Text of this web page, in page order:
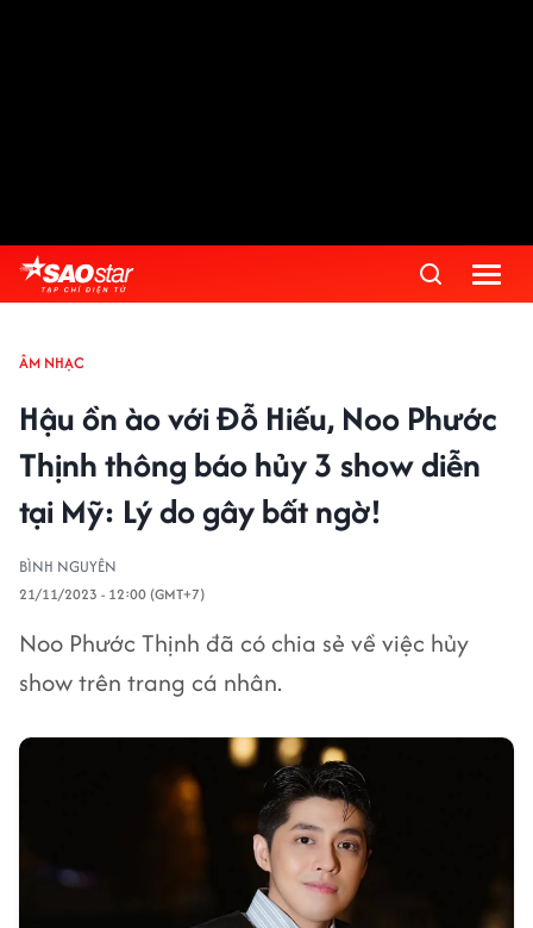
ÂM NHẠC
Hậu ồn ào với Đỗ Hiếu, Noo Phước
Thịnh thông báo hủy 3 show diễn
tại Mỹ: Lý do gây bất ngờ!
BÌNH NGUYÊN
21/11/2023 - 12:00 (GMT+7)
Noo Phước Thịnh đã có chia sẻ về việc hủy
show trên trang cá nhân.